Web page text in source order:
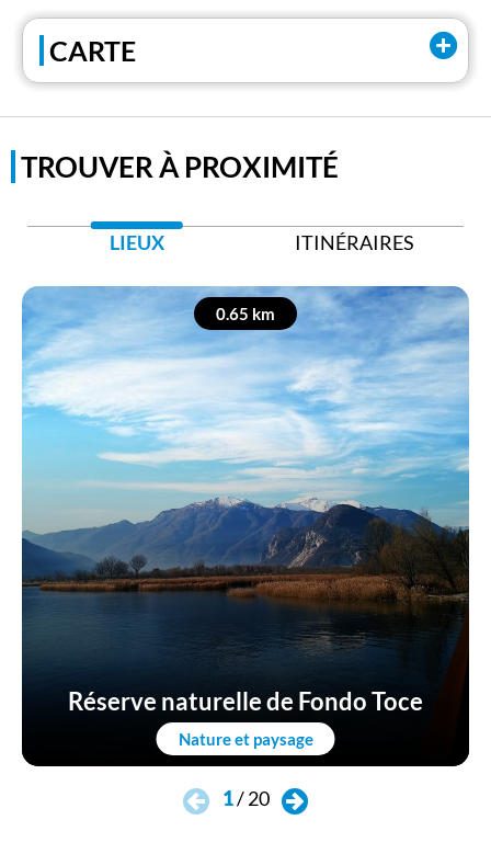
Facebook
CARTE
TROUVER À PROXIMITÉ
LIEUX ITINÉRAIRES
0.65 km
Nature et paysage
Réserve naturelle de Fondo Toce
1/20